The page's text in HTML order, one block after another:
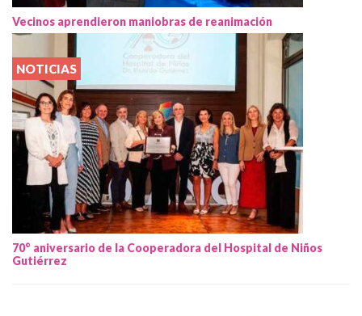
Vecinos aprendieron maniobras de reanimación
NOTICIAS
70° aniversario de la Cooperadora del Hospital de Niños
Gutiérrez